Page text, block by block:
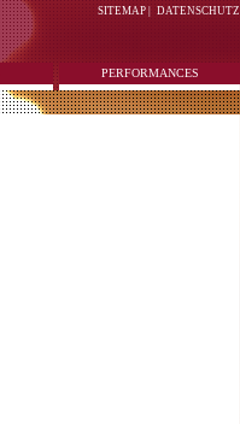
SITEMAP DATENSCHUTZ
PERFORMANCES